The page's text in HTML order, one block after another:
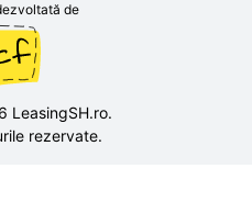
de
LeasingSH.ro.
rezervate.